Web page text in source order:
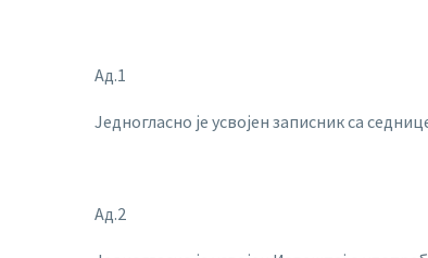
Ад.1
Једногласно је усвојен записник са
Ад.2